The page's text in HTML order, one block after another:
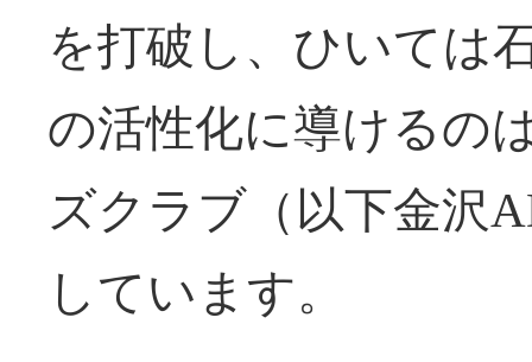
を打破し、ひいては
の活性化に導けるの
ズクラブ（以下金沢
しています。